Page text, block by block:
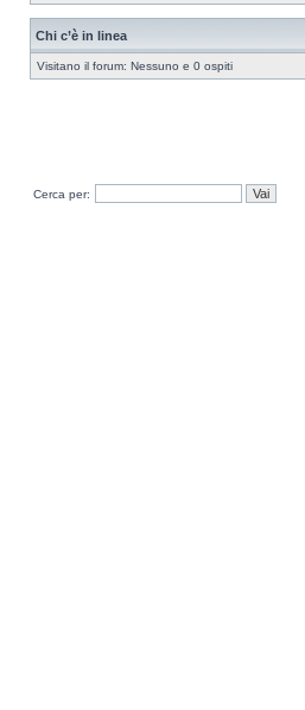
Chi c’è in linea
Visitano il forum: Nessuno e 0 ospiti
Cerca per: